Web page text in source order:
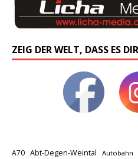
ZEIG DER WELT, DASS ES
A70 Abt-Degen-Weintal Autobahn